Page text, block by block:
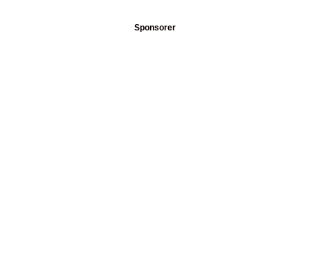
Sponsorer